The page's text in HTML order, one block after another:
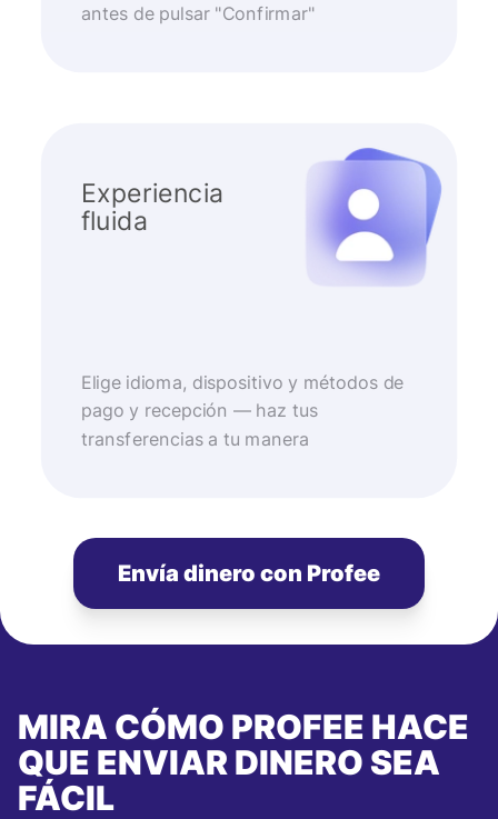
antes de pulsar "Confirmar"
Experiencia
fluida
Elige idioma, dispositivo y métodos de
pago y recepción — haz tus
transferencias a tu manera
Envía dinero con Profee
MIRA CÓMO PROFEE HACE
QUE ENVIAR DINERO SEA
FÁCIL